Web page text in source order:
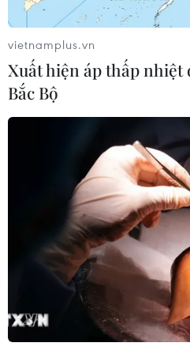
Hàn Quốc mở rộng điều
thông đồng giá sang ngành
06/08/2026 06:56
Kim ngạch
song phương giữa hai nước
06/08/2026 06:24
Chủ động nguồn điện
nghị cấp cao APEC 2027
06/08/2026 04:31
Doanh nghiệp Trung Quốc
vietnamplus.vn
Xuất hiện áp thấp nhiệt
Bắc Bộ